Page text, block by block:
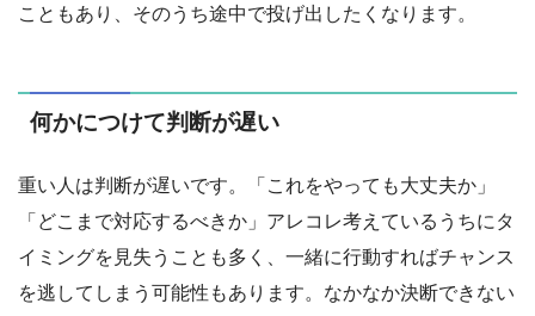
こともあり、そのうち途中で投げ出したくなります。
何かにつけて判断が遅い
重い人は判断が遅いです。「これをやっても大丈夫か」
「どこまで対応するべきか」アレコレ考えているうちにタ
イミングを見失うことも多く、一緒に行動すればチャンス
を逃してしまう可能性もあります。なかなか決断できない